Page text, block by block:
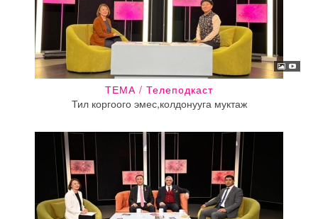
ТЕМА / Телеподкаст
Тил коргоого эмес,колдонууга муктаж